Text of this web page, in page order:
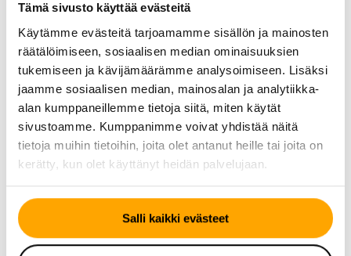
Tämä sivusto käyttää evästeitä
Käytämme evästeitä tarjoamamme sisällön ja mainosten
räätälöimiseen, sosiaalisen median ominaisuuksien
tukemiseen ja kävijämäärämme analysoimiseen. Lisäksi
jaamme sosiaalisen median, mainosalan ja analytiikka-
alan kumppaneillemme tietoja siitä, miten käytät
sivustoamme. Kumppanimme voivat yhdistää näitä
tietoja muihin tietoihin, joita olet antanut heille tai joita on
kerätty, kun olet käyttänyt heidän palvelujaan.
Salli kaikki evästeet
Continental
ContiSportContact 5
ContiSeal
Continental
CrossContact LX Sport
ContiSeal